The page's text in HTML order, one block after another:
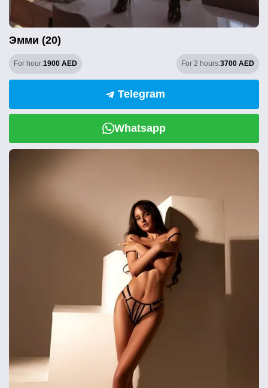
Эмми (20)
For hour:1900 AED For 2 hours:3700 AED
Telegram
Whatsapp